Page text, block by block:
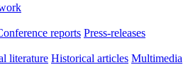
reports Press-releases
literature Historical articles Multimedia